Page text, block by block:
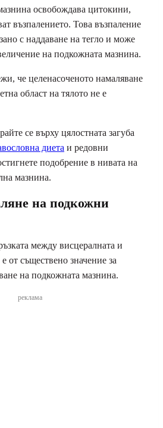
освобождава цитокини,
възпалението. Това възпаление
с наддаване на тегло и може
на подкожната мазнина.
че целенасоченото намаляване
област на тялото не е
се върху цялостната загуба
диета и редовни
подобрение в нивата на
мазнина.
на подкожни
между висцералната и
от съществено значение за
на подкожната мазнина.
реклама